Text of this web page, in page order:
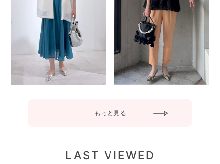
もっと見る
LAST VIEWED